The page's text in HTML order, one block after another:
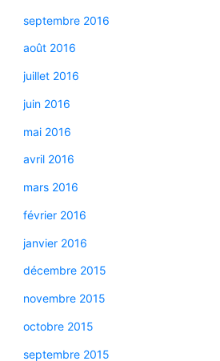
septembre 2016
août 2016
juillet 2016
juin 2016
mai 2016
avril 2016
mars 2016
février 2016
janvier 2016
décembre 2015
novembre 2015
octobre 2015
septembre 2015